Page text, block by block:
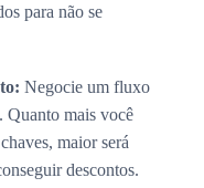
para não se
Negocie um fluxo
Quanto mais você
maior será
descontos.